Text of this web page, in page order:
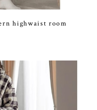
highwaist room